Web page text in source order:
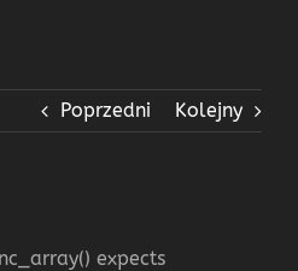
Poprzedni Kolejny
expects